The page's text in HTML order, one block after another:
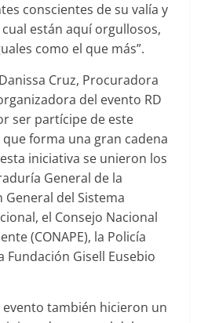
conscientes de su valía y
están aquí orgullosos,
como el que más”.
Cruz, Procuradora
del evento RD
ser partícipe de este
forma una gran cadena
iniciativa se unieron los
General de la
General del Sistema
el Consejo Nacional
(CONAPE), la Policía
Fundación Gisell Eusebio
también hicieron un